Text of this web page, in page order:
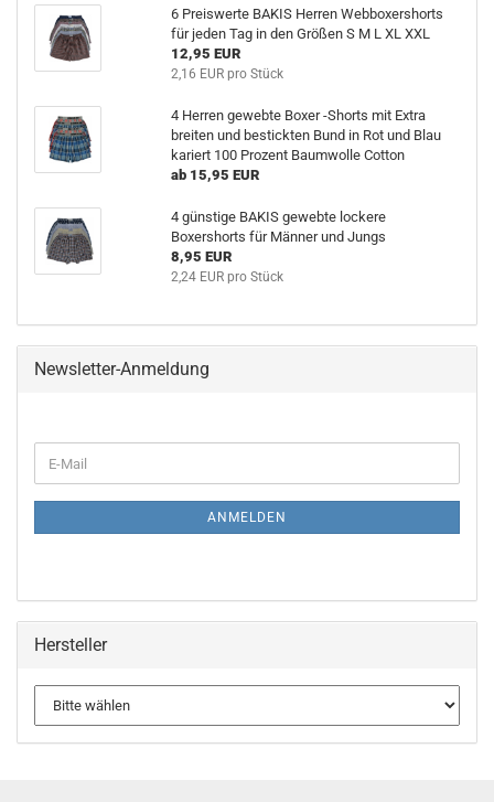
6 Preiswerte BAKIS Herren Webboxershorts
für jeden Tag in den Größen S M L XL XXL
12,95 EUR
2,16 EUR pro Stück
4 Herren gewebte Boxer -Shorts mit Extra
breiten und bestickten Bund in Rot und Blau
kariert 100 Prozent Baumwolle Cotton
ab 15,95 EUR
4 günstige BAKIS gewebte lockere
Boxershorts für Männer und Jungs
8,95 EUR
2,24 EUR pro Stück
Newsletter-Anmeldung
ZUR
E-
Mail
ANMELDEN
Hersteller